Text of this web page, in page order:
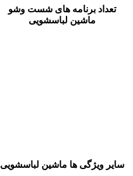
تعداد برنامه های شست وشو
ماشین لباسشویی
سایر ویژگی ها ماشین لباسشویی